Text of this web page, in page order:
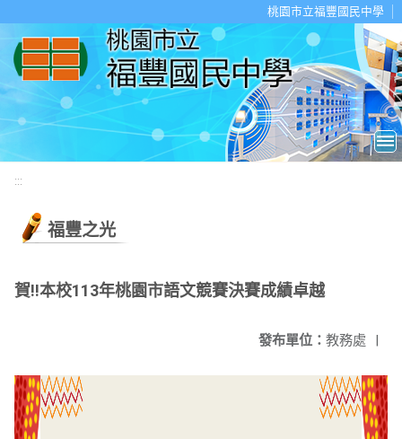
桃園市立福豐國民中學
:::
福豐之光
賀!!本校113年桃園市語文競賽決賽成績卓越
發布單位： 教務處 |